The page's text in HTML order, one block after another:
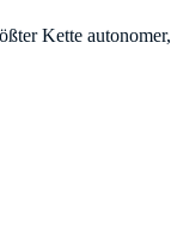
Kette